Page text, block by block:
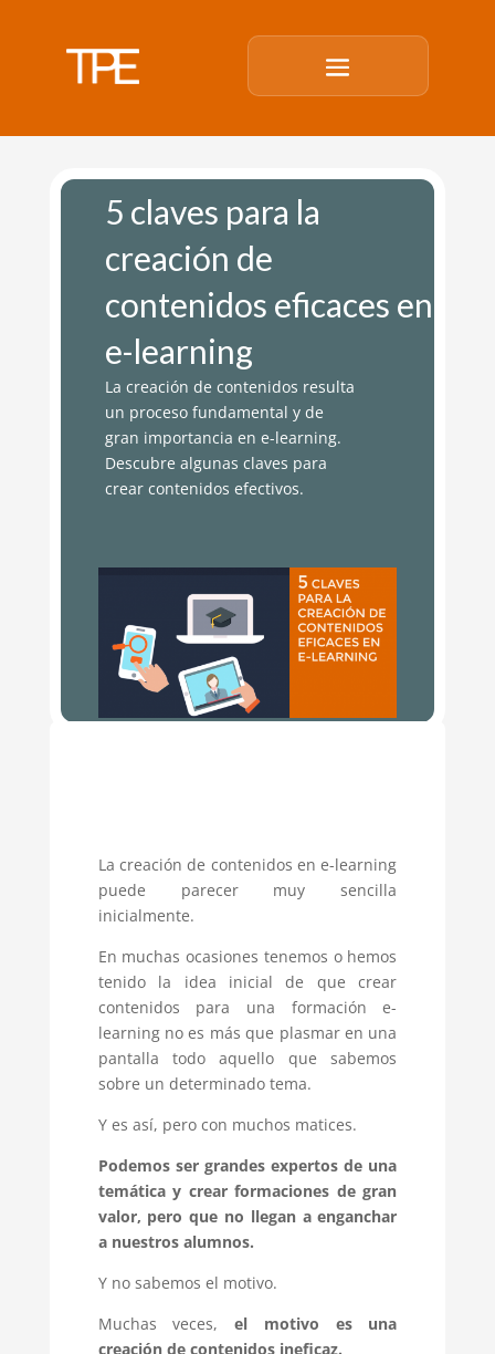
5 claves para la
creación de
contenidos eficaces en
e-learning
La creación de contenidos resulta
un proceso fundamental y de
gran importancia en e-learning.
Descubre algunas claves para
crear contenidos efectivos.
La creación de contenidos en e-learning
puede parecer muy sencilla
inicialmente.
En muchas ocasiones tenemos o hemos
tenido la idea inicial de que crear
contenidos para una formación e-
learning no es más que plasmar en una
pantalla todo aquello que sabemos
sobre un determinado tema.
Y es así, pero con muchos matices.
Podemos ser grandes expertos de una
temática y crear formaciones de gran
valor, pero que no llegan a enganchar
a nuestros alumnos.
Y no sabemos el motivo.
Muchas veces,el motivo es una
creación de contenidos ineficaz.